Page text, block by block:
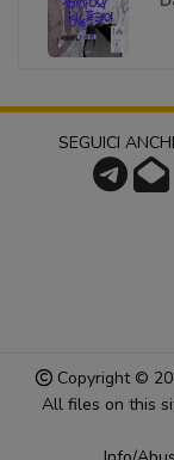
SEGUICI
Copyright ©
All files on this